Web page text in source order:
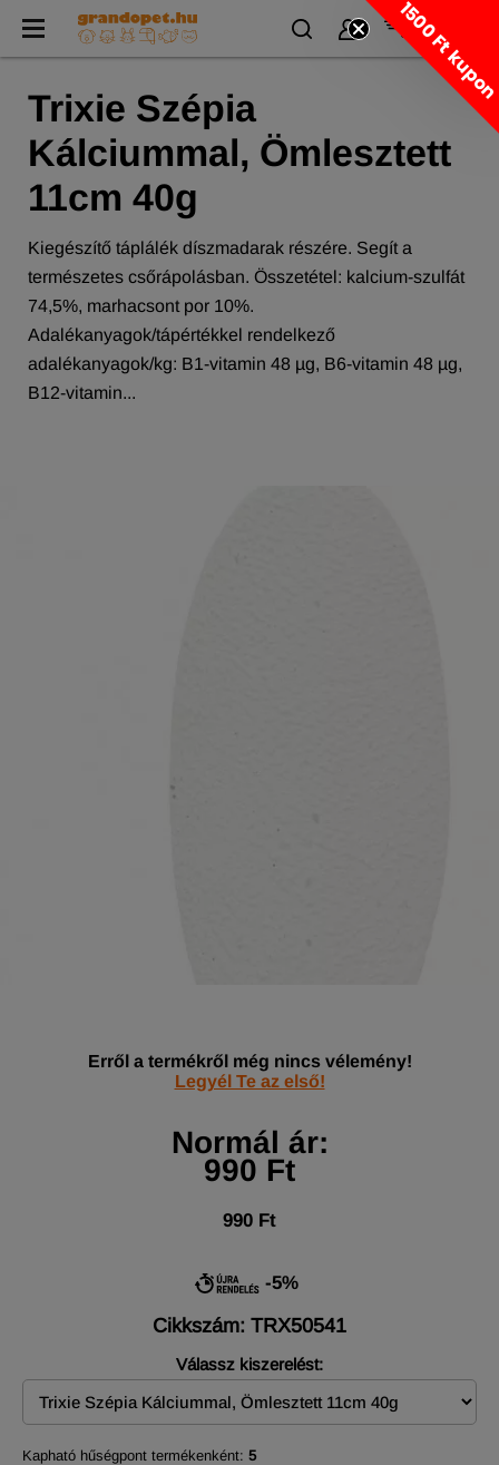
Trixie Szépia
Kálciummal, Ömlesztett
11cm 40g
Kiegészítő táplálék díszmadarak részére. Segít a
természetes csőrápolásban. Összetétel: kalcium-szulfát
74,5%, marhacsont por 10%.
Adalékanyagok/tápértékkel rendelkező
adalékanyagok/kg: B1-vitamin 48 µg, B6-vitamin 48 µg,
B12-vitamin...
Erről a termékről még nincs vélemény!
Legyél Te az első!
Normál ár:
990 Ft
990 Ft
-5%
Cikkszám: TRX50541
Válassz kiszerelést:
Kapható hűségpont termékenként: 5
1500 Ft